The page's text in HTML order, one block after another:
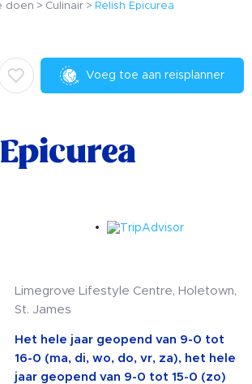
doen Culinair Relish Epicurea
Voeg toe aan reisplanner
Limegrove Lifestyle Centre, Holetown,
St. James
Het hele jaar geopend van 9-0 tot
16-0 (ma, di, wo, do, vr, za), het hele
jaar geopend van 9-0 tot 15-0 (zo)